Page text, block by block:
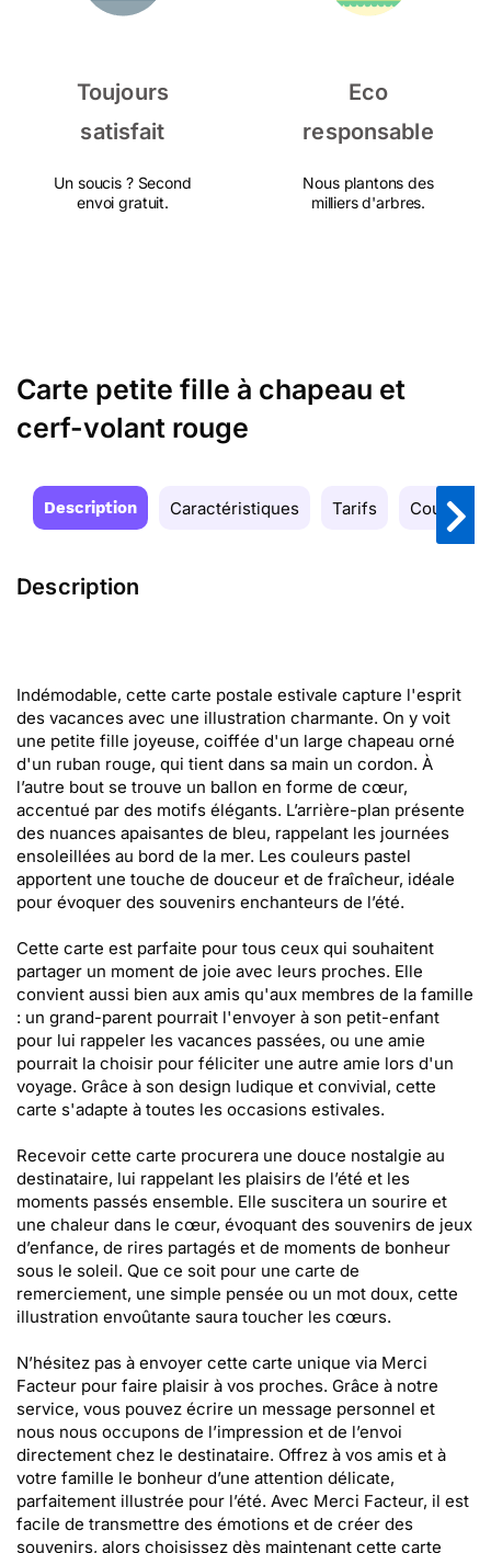
Toujours
satisfait
Un soucis ? Second
envoi gratuit.
Eco
responsable
Nous plantons des
milliers d'arbres.
Carte petite fille à chapeau et
cerf-volant rouge
Description Caractéristiques Tarifs Couleurs
Description
Indémodable, cette carte postale estivale capture l'esprit
des vacances avec une illustration charmante. On y voit
une petite fille joyeuse, coiffée d'un large chapeau orné
d'un ruban rouge, qui tient dans sa main un cordon. À
l’autre bout se trouve un ballon en forme de cœur,
accentué par des motifs élégants. L’arrière-plan présente
des nuances apaisantes de bleu, rappelant les journées
ensoleillées au bord de la mer. Les couleurs pastel
apportent une touche de douceur et de fraîcheur, idéale
pour évoquer des souvenirs enchanteurs de l’été.
Cette carte est parfaite pour tous ceux qui souhaitent
partager un moment de joie avec leurs proches. Elle
convient aussi bien aux amis qu'aux membres de la famille
: un grand-parent pourrait l'envoyer à son petit-enfant
pour lui rappeler les vacances passées, ou une amie
pourrait la choisir pour féliciter une autre amie lors d'un
voyage. Grâce à son design ludique et convivial, cette
carte s'adapte à toutes les occasions estivales.
Recevoir cette carte procurera une douce nostalgie au
destinataire, lui rappelant les plaisirs de l’été et les
moments passés ensemble. Elle suscitera un sourire et
une chaleur dans le cœur, évoquant des souvenirs de jeux
d’enfance, de rires partagés et de moments de bonheur
sous le soleil. Que ce soit pour une carte de
remerciement, une simple pensée ou un mot doux, cette
illustration envoûtante saura toucher les cœurs.
N’hésitez pas à envoyer cette carte unique via Merci
Facteur pour faire plaisir à vos proches. Grâce à notre
service, vous pouvez écrire un message personnel et
nous nous occupons de l’impression et de l’envoi
directement chez le destinataire. Offrez à vos amis et à
votre famille le bonheur d’une attention délicate,
parfaitement illustrée pour l’été. Avec Merci Facteur, il est
facile de transmettre des émotions et de créer des
souvenirs, alors choisissez dès maintenant cette carte